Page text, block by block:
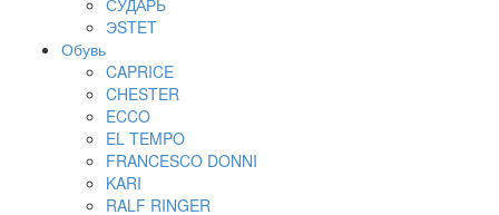
ЭSTET
Обувь
CAPRICE
CHESTER
ECCO
EL TEMPO
FRANCESCO DONNI
KARI
RALF RINGER